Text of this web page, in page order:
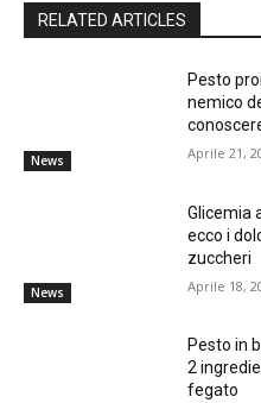
RELATED ARTICLES
News
Pesto
nemico
Aprile 21,
News
Glicemia
ecco i
zuccheri
Aprile 18,
Pesto in
2
fegato